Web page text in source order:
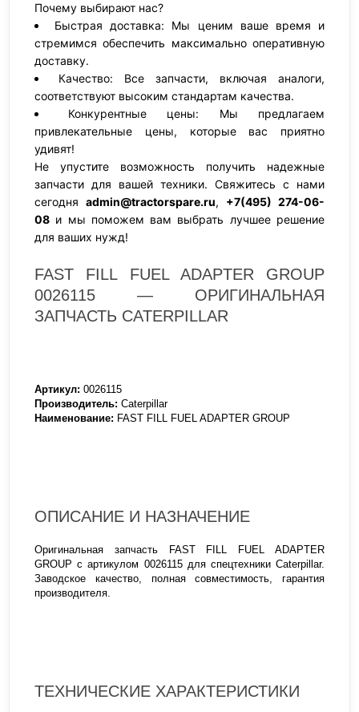
Почему выбирают нас?
Быстрая доставка: Мы ценим ваше время и
стремимся обеспечить максимально оперативную
доставку.
Качество: Все запчасти, включая аналоги,
соответствуют высоким стандартам качества.
Конкурентные цены: Мы предлагаем
привлекательные цены, которые вас приятно
удивят!
Не упустите возможность получить надежные
запчасти для вашей техники. Свяжитесь с нами
сегодня admin@tractorspare.ru, +7(495) 274-06-
08 и мы поможем вам выбрать лучшее решение
для ваших нужд!
FAST FILL FUEL ADAPTER GROUP
0026115 — ОРИГИНАЛЬНАЯ
ЗАПЧАСТЬ CATERPILLAR
Артикул: 0026115
Производитель: Caterpillar
Наименование: FAST FILL FUEL ADAPTER GROUP
ОПИСАНИЕ И НАЗНАЧЕНИЕ
Оригинальная запчасть FAST FILL FUEL ADAPTER
GROUP с артикулом 0026115 для спецтехники Caterpillar.
Заводское качество, полная совместимость, гарантия
производителя.
ТЕХНИЧЕСКИЕ ХАРАКТЕРИСТИКИ